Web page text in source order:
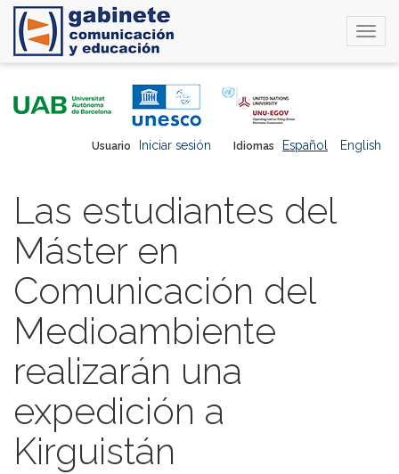
Idiomas Español English
Usuario Iniciar sesión
Las estudiantes del
Máster en
Comunicación del
Medioambiente
realizarán una
expedición a
Kirguistán